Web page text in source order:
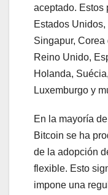
aceptado. Estos
Estados
Singapur, Corea
Reino Unido,
Holanda,
Luxemburgo y
En la mayoría
Bitcoin se ha
de la adopción
flexible. Esto
impone una